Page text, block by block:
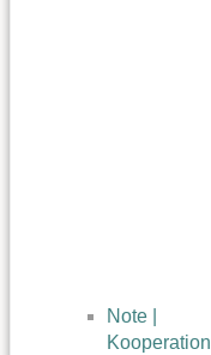
Note |
Kooperation